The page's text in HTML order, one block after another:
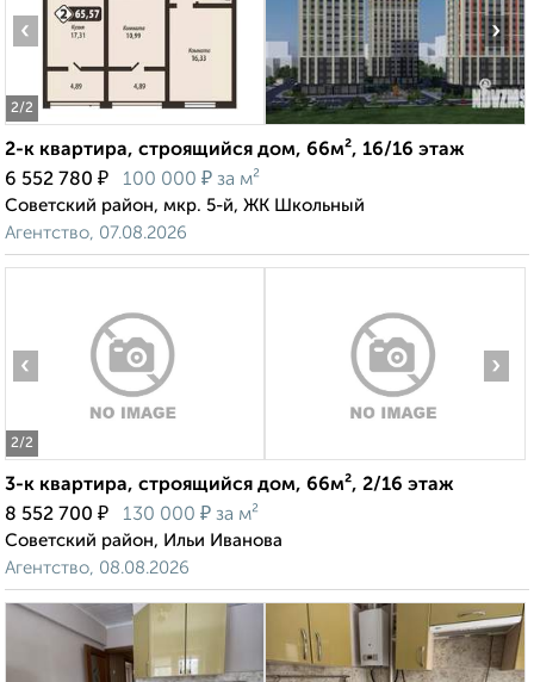
2/2
‹ ›
2-к квартира, строящийся дом, 66м², 16/16 этаж
6 552 780 ₽ 100 000 ₽ за м²
Советский район, мкр. 5-й, ЖК Школьный
Агентство, 07.08.2026
2/2
‹ ›
3-к квартира, строящийся дом, 66м², 2/16 этаж
8 552 700 ₽ 130 000 ₽ за м²
Советский район, Ильи Иванова
Агентство, 08.08.2026